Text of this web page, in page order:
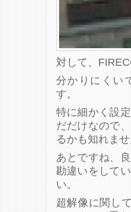
対して、
分かりにくい
す。
特に細かく設
だだけなので
るかも知れま
あとですね、
勘違いをして
い。
超解像に関し